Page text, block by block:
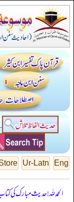
Eng
Ur-Latn
الحمدللہ! حدیث مبارک کی